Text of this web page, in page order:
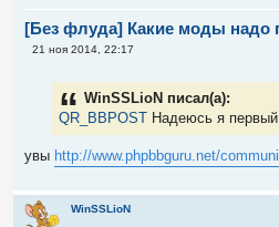
[Без флуда] Какие моды надо
С
е
21 ноя 2014, 22:17
WinSSLioN писал(а):
QR_BBPOST Надеюсь я первый
увы http://www.phpbbguru.net/
WinSSLioN